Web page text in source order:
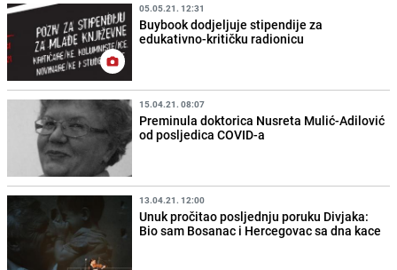
05.05.21. 12:31
Buybook dodjeljuje stipendije za
edukativno-kritičku radionicu
15.04.21. 08:07
Preminula doktorica Nusreta Mulić-Adilović
od posljedica COVID-a
13.04.21. 12:00
Unuk pročitao posljednju poruku Divjaka:
Bio sam Bosanac i Hercegovac sa dna kace